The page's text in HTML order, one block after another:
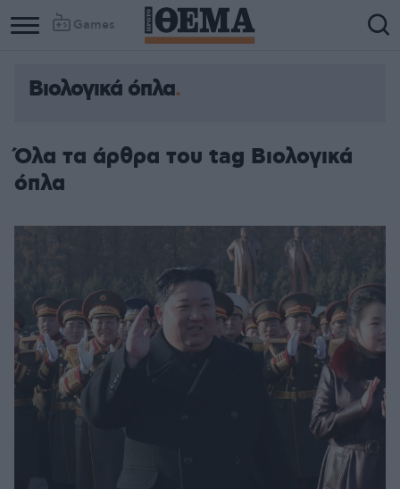
Games
Βιολογικά όπλα
Όλα τα άρθρα του tag Βιολογικά
όπλα